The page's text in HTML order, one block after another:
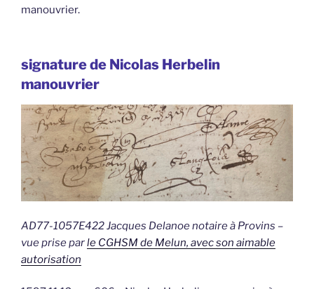
manouvrier.
signature de Nicolas Herbelin
manouvrier
AD77-1057E422 Jacques Delanoe notaire à Provins –
vue prise parle CGHSM de Melun, avec son aimable
autorisation